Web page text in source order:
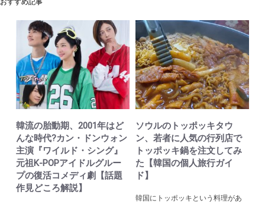
おすすめ記事
韓流の胎動期、2001年はど
んな時代?カン・ドンウォン
主演『ワイルド・シング』
元祖K-POPアイドルグルー
プの復活コメディ劇【話題
作見どころ解説】
ソウルのトッポッキタウ
ン、若者に人気の行列店で
トッポッキ鍋を注文してみ
た【韓国の個人旅行ガイ
ド】
韓国にトッポッキという料理があ